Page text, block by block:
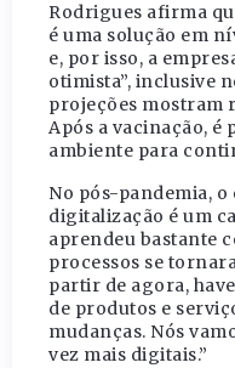
Rodrigues afirma
é uma solução em
e, por isso, a
otimista”, inclusive
projeções mostram
Após a vacinação, é
ambiente para
No pós-pandemia,
digitalização é um
aprendeu bastante
processos se
partir de agora,
de produtos e
mudanças. Nós
vez mais digitais.”